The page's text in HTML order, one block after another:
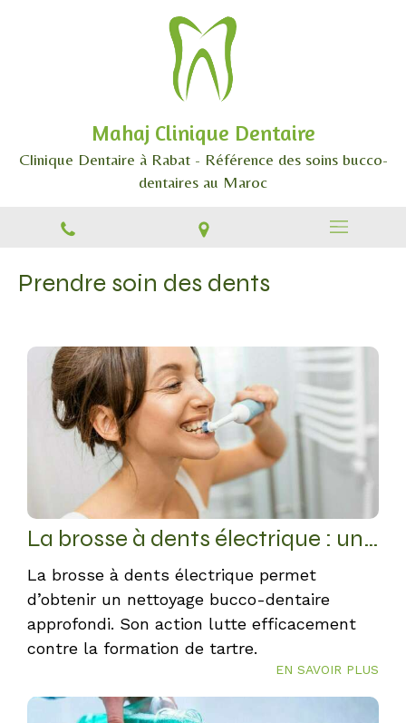
Mahaj Clinique Dentaire
Clinique Dentaire à Rabat - Référence des soins bucco-
dentaires au Maroc
Prendre soin des dents
La brosse à dents électrique : un nettoyage des dents optimal
La brosse à dents électrique permet
d’obtenir un nettoyage bucco-dentaire
approfondi. Son action lutte efficacement
contre la formation de tartre.
EN SAVOIR PLUS